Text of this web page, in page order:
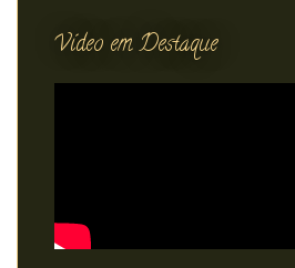
Vídeo em Destaque